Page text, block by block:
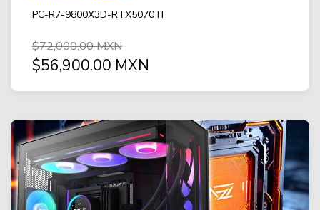
PC-R7-9800X3D-RTX5070TI
$72,000.00 MXN
$56,900.00 MXN